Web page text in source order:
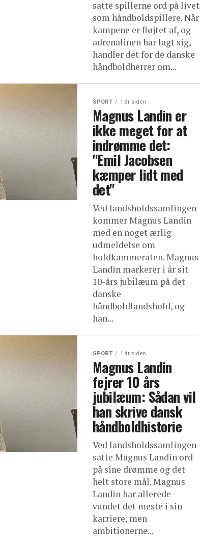
satte spillerne ord på livet
som håndboldspillere. Når
kampene er fløjtet af, og
adrenalinen har lagt sig,
handler det for de danske
håndboldherrer om...
SPORT 1 år siden
Magnus Landin er
ikke meget for at
indrømme det:
"Emil Jacobsen
kæmper lidt med
det"
Ved landsholdssamlingen
kommer Magnus Landin
med en noget ærlig
udmeldelse om
holdkammeraten. Magnus
Landin markerer i år sit
10-års jubilæum på det
danske
håndboldlandshold, og
han...
SPORT 1 år siden
Magnus Landin
fejrer 10 års
jubilæum: Sådan vil
han skrive dansk
håndboldhistorie
Ved landsholdssamlingen
satte Magnus Landin ord
på sine drømme og det
helt store mål. Magnus
Landin har allerede
vundet det meste i sin
karriere, men
ambitionerne...